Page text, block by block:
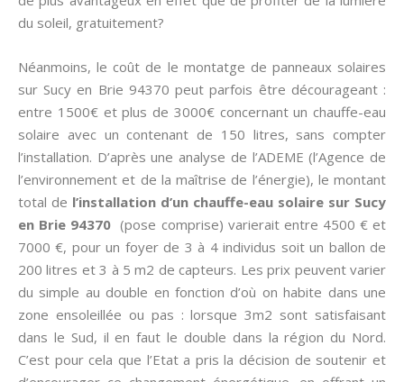
du soleil, gratuitement?
Néanmoins, le coût de le montatge de panneaux solaires
sur Sucy en Brie 94370 peut parfois être décourageant :
entre 1500€ et plus de 3000€ concernant un chauffe-eau
solaire avec un contenant de 150 litres, sans compter
l’installation. D’après une analyse de l’ADEME (l’Agence de
l’environnement et de la maîtrise de l’énergie), le montant
total de l’installation d’un chauffe-eau solaire sur Sucy
en Brie 94370 (pose comprise) varierait entre 4500 € et
7000 €, pour un foyer de 3 à 4 individus soit un ballon de
200 litres et 3 à 5 m2 de capteurs. Les prix peuvent varier
du simple au double en fonction d’où on habite dans une
zone ensoleillée ou pas : lorsque 3m2 sont satisfaisant
dans le Sud, il en faut le double dans la région du Nord.
C’est pour cela que l’Etat a pris la décision de soutenir et